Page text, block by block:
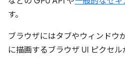
す。
ブラウザにはタブやウィンドウ
に描画するブラウザ UI ピクセ